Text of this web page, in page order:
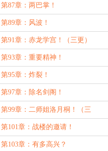
第87章：两巴掌！
第89章：风波！
第91章：赤龙学宫！（三更）
第93章：重要精神！
第95章：炸裂！
第97章：除名剑阁！
第99章：二师姐洛月桐！（三
更！）
第101章：战楼的邀请！
第103章：有多高兴？